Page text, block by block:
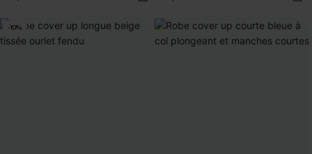
-10%